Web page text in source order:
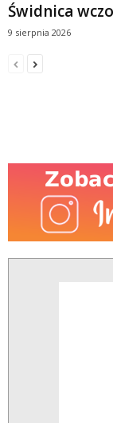
Świdnica
9 sierpnia 2026